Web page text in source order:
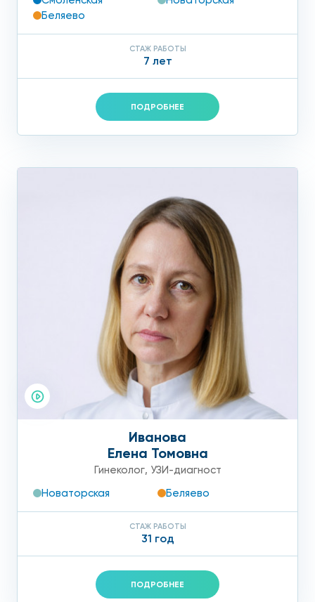
Беляево
СТАЖ РАБОТЫ
7 лет
ПОДРОБНЕЕ
Иванова
Елена Томовна
Гинеколог, УЗИ-диагност
Новаторская
Беляево
СТАЖ РАБОТЫ
31 год
ПОДРОБНЕЕ